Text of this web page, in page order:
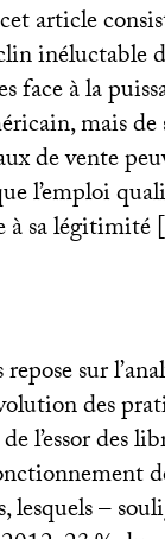
article
inéluctable
face à la
mais
de vente
l’emploi
à sa légitimité[
sur
des
l’essor des
lesquels –